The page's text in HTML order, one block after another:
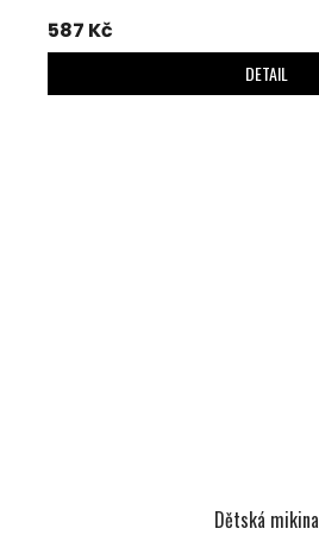
587 Kč
DETAIL
Dětská mikina